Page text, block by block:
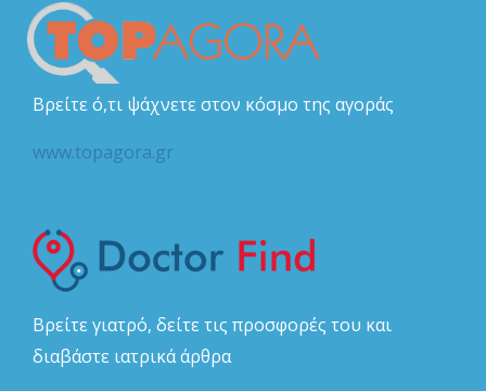
Βρείτε ό,τι ψάχνετε στον κόσμο της αγοράς
www.topagora.gr
Βρείτε γιατρό, δείτε τις προσφορές του και
διαβάστε ιατρικά άρθρα